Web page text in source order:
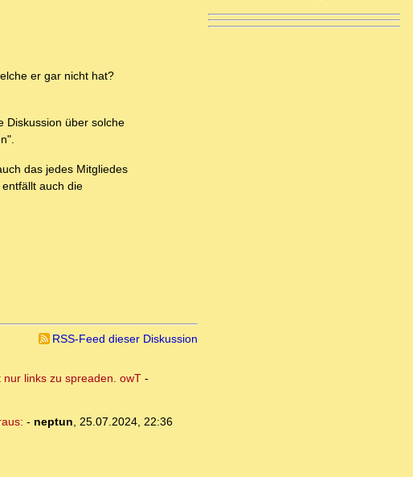
er gar nicht hat?
Diskussion über solche
das jedes Mitgliedes
auch die
RSS-Feed dieser Diskussion
links zu spreaden. owT-
- neptun, 25.07.2024, 22:36